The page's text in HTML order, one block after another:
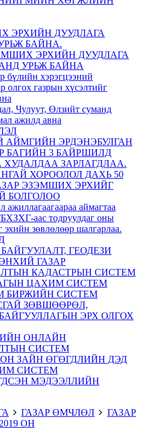
ЭРХИЙН ДУУДЛАГА
БАЙНА.
ЭРХИЙН ДУУДЛАГА
УРЬЖ БАЙНА
бүлийн хэрэгцээний
олгох газрын хүсэлтийг
Чулуут, Өлзийт суманд
ажилд авна
АЙМГИЙН ЭРДЭНЭБУЛГАН
БАГИЙН 3 БАЙРШИЛД
ХУДАЛДАА ЗАРЛАГДЛАА.
ХОРООЛОЛ ДАХЬ 50
ЭЗЭМШИХ ЭРХИЙГ
БОЛГОЛОО
ажиллагаагаараа аймагтаа
аас тодруулдаг оны
эхийн зөвлөлөөр шалгарлаа.
ГЕОДЕЗИ
ГАЗАР
КАДАСТРЫН СИСТЕМ
ЦАХИМ СИСТЕМ
БИРЖИЙН СИСТЕМ
ЗӨВШӨӨРӨЛ,
ЭРХ ОЛГОХ
ИЙН ОНЛАЙН
СИСТЕМ
ЗАЙН ӨГӨГДЛИЙН ДЭД
СИСТЕМ
МЭДЭЭЛЛИЙН
ГАЗАР ӨМЧЛӨЛ
ГАЗАР
2019 ОН